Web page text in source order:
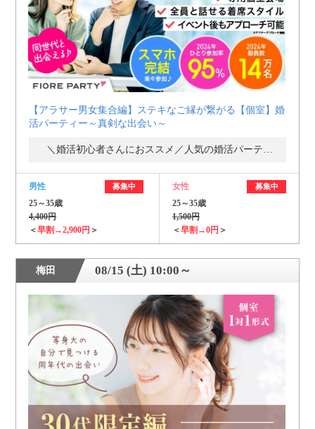
【アラサー男女集合編】ステキなご縁が繋がる【個室】婚
活パーティー～真剣な出会い～
＼婚活初心者さんにおススメ／人気の婚活パーティー・街コン
男性 募集中
25～35歳
4,400円
＜早割→2,900円 ＞
女性 募集中
25～35歳
1,500円
＜早割→0円 ＞
梅田 08/15 (土) 10:00～